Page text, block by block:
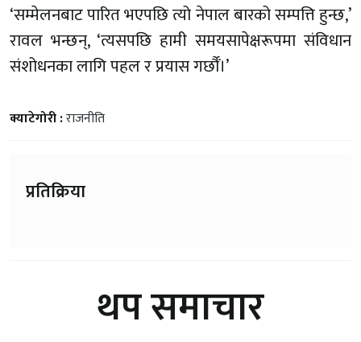
‘सम्मेलनबाट पारित भएपछि त्यो नेपाल बारको सम्पत्ति हुन्छ,’
रावल भन्छन्, ‘त्यसपछि हामी समयसापेक्षरूपमा संविधान
संशोधनका लागि पहल र प्रयास गर्छौँ।’
क्याटेगोरी :राजनीति
प्रतिक्रिया
थप समाचार